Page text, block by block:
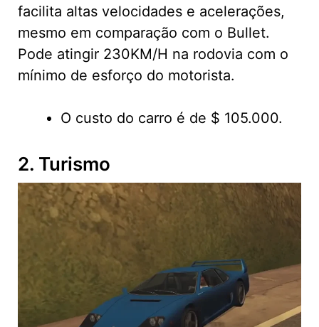
facilita altas velocidades e acelerações,
mesmo em comparação com o Bullet.
Pode atingir 230KM/H na rodovia com o
mínimo de esforço do motorista.
O custo do carro é de $ 105.000.
2. Turismo